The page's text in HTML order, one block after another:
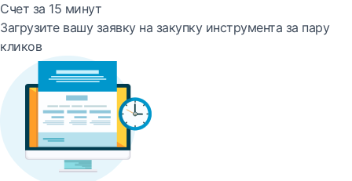
Счет за 15 минут
Загрузите вашу заявку на закупку инструмента за пару
кликов